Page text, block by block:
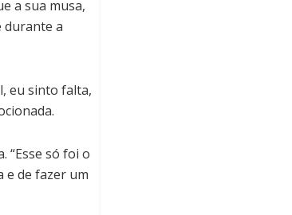
a sua musa,
durante a
eu sinto falta,
“Esse só foi o
e de fazer um